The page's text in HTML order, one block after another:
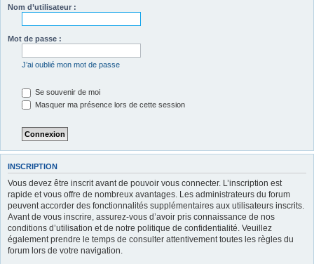
Nom d’utilisateur :
Mot de passe :
J’ai oublié mon mot de passe
Se souvenir de moi
Masquer ma présence lors de cette session
INSCRIPTION
Vous devez être inscrit avant de pouvoir vous connecter. L’inscription est
rapide et vous offre de nombreux avantages. Les administrateurs du forum
peuvent accorder des fonctionnalités supplémentaires aux utilisateurs inscrits.
Avant de vous inscrire, assurez-vous d’avoir pris connaissance de nos
conditions d’utilisation et de notre politique de confidentialité. Veuillez
également prendre le temps de consulter attentivement toutes les règles du
forum lors de votre navigation.